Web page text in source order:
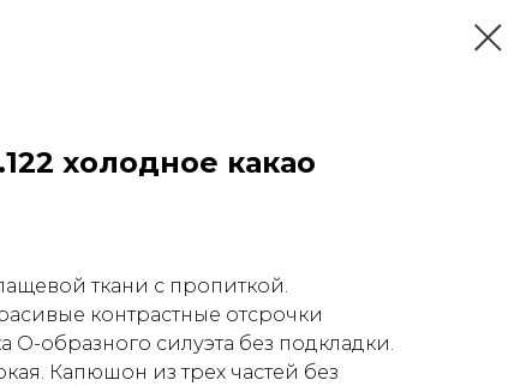
холодное какао
ткани с пропиткой.
контрастные отсрочки
О-образного силуэта без подкладки.
Капюшон из трех частей без